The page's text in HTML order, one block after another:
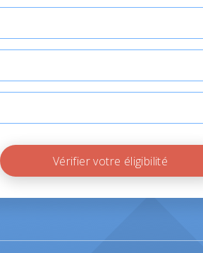
Vérifier votre éligibilité